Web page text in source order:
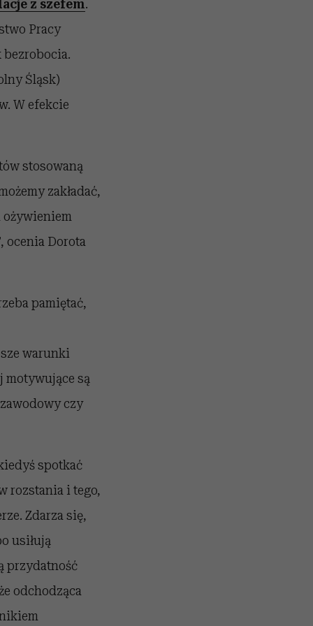
z szefem.
Pracy
bezrobocia.
Śląsk)
W efekcie
stosowaną
zakładać,
ożywieniem
ocenia Dorota
pamiętać,
warunki
są
czy
spotkać
rozstania i tego,
Zdarza się,
usiłują
przydatność
odchodząca